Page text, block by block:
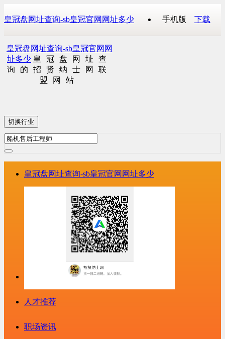
皇冠盘网址查询-sb皇冠官网网址多少 手机版 下载
皇冠盘网址查询-sb皇冠官网网
址多少 皇冠盘网址查
询的招贤纳士网联
盟网站
切换行业
皇冠盘网址查询-sb皇冠官网网址多少
人才推荐
职场资讯